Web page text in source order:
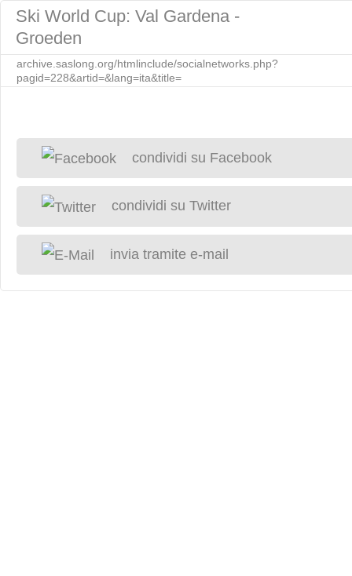
Ski World Cup: Val Gardena -
Groeden
archive.saslong.org/htmlinclude/socialnetworks.php?
pagid=228&artid=&lang=ita&title=
condividi su Facebook
condividi su Twitter
invia tramite e-mail